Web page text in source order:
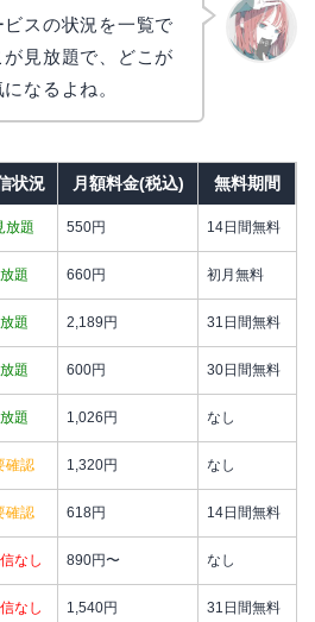
スの状況を一覧で
見放題で、どこが
なるよね。
状況 月額料金(税込) 無料期間
題 550円 14日間無料
題 660円 初月無料
題 2,189円 31日間無料
題 600円 30日間無料
題 1,026円 なし
確認 1,320円 なし
確認 618円 14日間無料
なし 890円〜 なし
なし 1,540円 31日間無料